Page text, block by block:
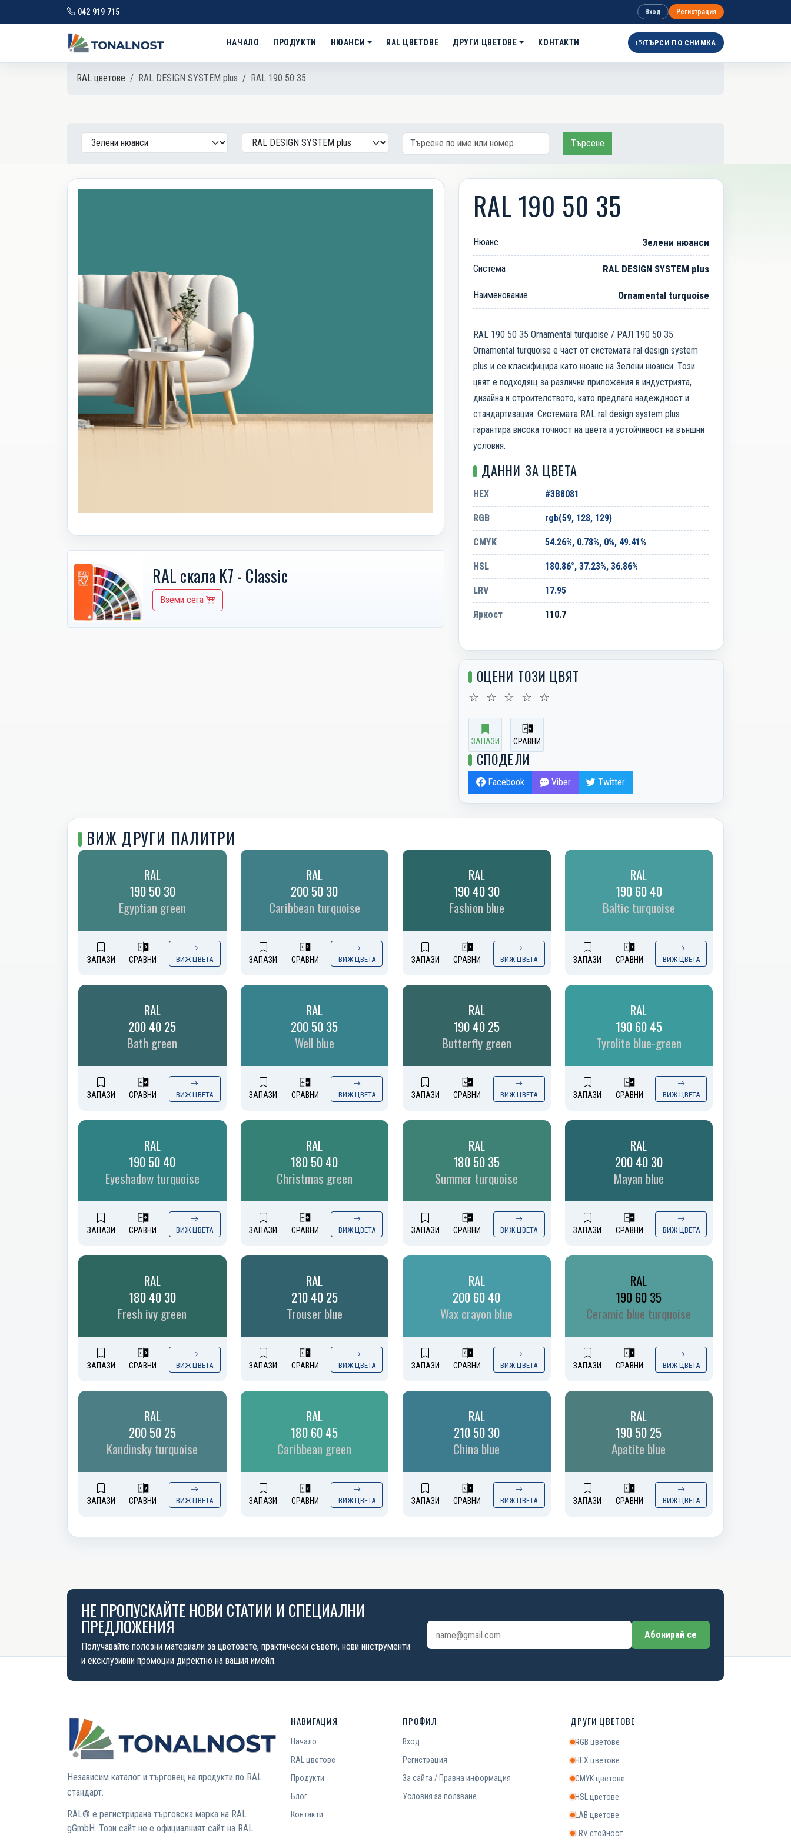
042 919 715 Вход Регистрация
НАЧАЛО ПРОДУКТИ НЮАНСИ RAL ЦВЕТОВЕ ДРУГИ ЦВЕТОВЕ КОНТАКТИ ТЪРСИ ПО СНИМКА
RAL цветове RAL DESIGN SYSTEM plus RAL 190 50 35
Търсене
RAL скала K7 - Classic
Вземи сега
RAL 190 50 35
Нюанс Зелени нюанси
Система RAL DESIGN SYSTEM plus
Наименование Ornamental turquoise
RAL 190 50 35 Ornamental turquoise / РАЛ 190 50 35
Ornamental turquoise е част от системата ral design system
plus и се класифицира като нюанс на Зелени нюанси. Този
цвят е подходящ за различни приложения в индустрията,
дизайна и строителството, като предлага надеждност и
стандартизация. Системата RAL ral design system plus
гарантира висока точност на цвета и устойчивост на външни
условия.
ДАННИ ЗА ЦВЕТА
HEX #3B8081
RGB rgb(59, 128, 129)
CMYK 54.26%, 0.78%, 0%, 49.41%
HSL 180.86°, 37.23%, 36.86%
LRV 17.95
Яркост 110.7
ОЦЕНИ ТОЗИ ЦВЯТ
☆ ☆ ☆ ☆ ☆
ЗАПАЗИ СРАВНИ
СПОДЕЛИ
Facebook Viber Twitter
ВИЖ ДРУГИ ПАЛИТРИ
RAL
190 50 30
Egyptian green
ЗАПАЗИ СРАВНИ ВИЖ ЦВЕТА
RAL
200 50 30
Caribbean turquoise
ЗАПАЗИ СРАВНИ ВИЖ ЦВЕТА
RAL
190 40 30
Fashion blue
ЗАПАЗИ СРАВНИ ВИЖ ЦВЕТА
RAL
190 60 40
Baltic turquoise
ЗАПАЗИ СРАВНИ ВИЖ ЦВЕТА
RAL
200 40 25
Bath green
ЗАПАЗИ СРАВНИ ВИЖ ЦВЕТА
RAL
200 50 35
Well blue
ЗАПАЗИ СРАВНИ ВИЖ ЦВЕТА
RAL
190 40 25
Butterfly green
ЗАПАЗИ СРАВНИ ВИЖ ЦВЕТА
RAL
190 60 45
Tyrolite blue-green
ЗАПАЗИ СРАВНИ ВИЖ ЦВЕТА
RAL
190 50 40
Eyeshadow turquoise
ЗАПАЗИ СРАВНИ ВИЖ ЦВЕТА
RAL
180 50 40
Christmas green
ЗАПАЗИ СРАВНИ ВИЖ ЦВЕТА
RAL
180 50 35
Summer turquoise
ЗАПАЗИ СРАВНИ ВИЖ ЦВЕТА
RAL
200 40 30
Mayan blue
ЗАПАЗИ СРАВНИ ВИЖ ЦВЕТА
RAL
180 40 30
Fresh ivy green
ЗАПАЗИ СРАВНИ ВИЖ ЦВЕТА
RAL
210 40 25
Trouser blue
ЗАПАЗИ СРАВНИ ВИЖ ЦВЕТА
RAL
200 60 40
Wax crayon blue
ЗАПАЗИ СРАВНИ ВИЖ ЦВЕТА
RAL
190 60 35
Ceramic blue turquoise
ЗАПАЗИ СРАВНИ ВИЖ ЦВЕТА
RAL
200 50 25
Kandinsky turquoise
ЗАПАЗИ СРАВНИ ВИЖ ЦВЕТА
RAL
180 60 45
Caribbean green
ЗАПАЗИ СРАВНИ ВИЖ ЦВЕТА
RAL
210 50 30
China blue
ЗАПАЗИ СРАВНИ ВИЖ ЦВЕТА
RAL
190 50 25
Apatite blue
ЗАПАЗИ СРАВНИ ВИЖ ЦВЕТА
НЕ ПРОПУСКАЙТЕ НОВИ СТАТИИ И СПЕЦИАЛНИ
ПРЕДЛОЖЕНИЯ
Получавайте полезни материали за цветовете, практически съвети, нови инструменти
и ексклузивни промоции директно на вашия имейл.
Имейл адрес
Абонирай се
Независим каталог и търговец на продукти по RAL
стандарт.
RAL® е регистрирана търговска марка на RAL
gGmbH. Този сайт не е официалният сайт на RAL.
НАВИГАЦИЯ
Начало
RAL цветове
Продукти
Блог
Контакти
ПРОФИЛ
Вход
Регистрация
За сайта / Правна информация
Условия за ползване
ДРУГИ ЦВЕТОВЕ
RGB цветове
HEX цветове
CMYK цветове
HSL цветове
LAB цветове
LRV стойност